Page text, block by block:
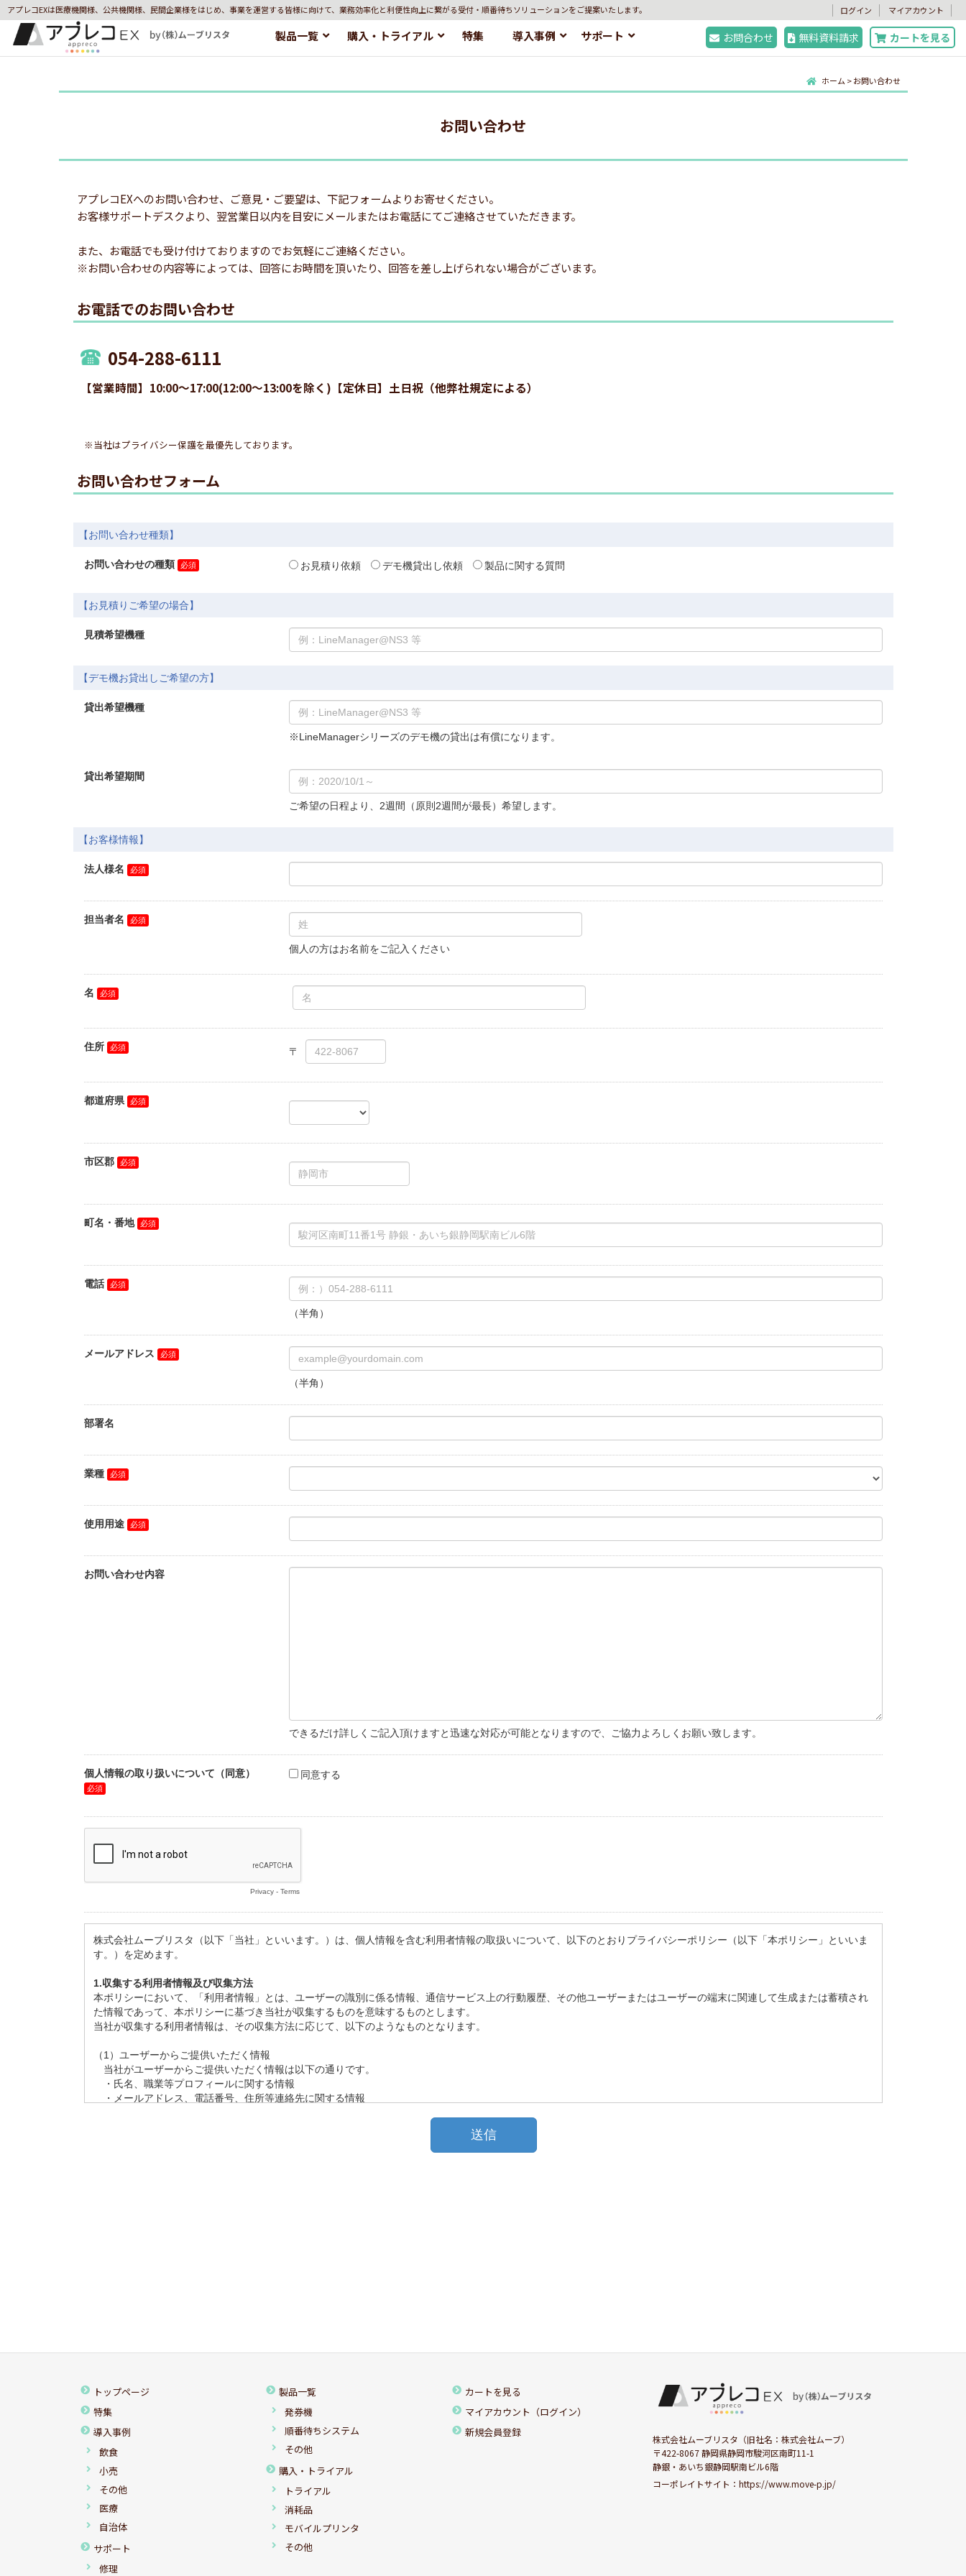
アプレコEXは医療機関様、公共機関様、民間企業様をはじめ、事業を運営する皆様に向けて、業務効率化と利便性向上に繋がる受付・順番待ちソリューションをご提案いたします。 ログイン マイアカウント
製品一覧 購入・トライアル 特集 導入事例 サポート お問合わせ 無料資料請求 カートを見る
ホーム >お問い合わせ
お問い合わせ
アプレコEXへのお問い合わせ、ご意見・ご要望は、下記フォームよりお寄せください。
お客様サポートデスクより、翌営業日以内を目安にメールまたはお電話にてご連絡させていただきます。
また、お電話でも受け付けておりますのでお気軽にご連絡ください。
※お問い合わせの内容等によっては、回答にお時間を頂いたり、回答を差し上げられない場合がございます。
お電話でのお問い合わせ
054-288-6111
【営業時間】10:00～17:00(12:00～13:00を除く)【定休日】土日祝（他弊社規定による）
※当社はプライバシー保護を最優先しております。
お問い合わせフォーム
トップページ
特集
導入事例
飲食
小売
その他
医療
自治体
サポート
修理
製品一覧
発券機
順番待ちシステム
その他
購入・トライアル
トライアル
消耗品
モバイルプリンタ
その他
カートを見る
マイアカウント（ログイン）
新規会員登録
株式会社ムーブリスタ（旧社名：株式会社ムーブ）
〒422-8067 静岡県静岡市駿河区南町11-1
静銀・あいち銀静岡駅南ビル6階
コーポレイトサイト：https://www.move-p.jp/